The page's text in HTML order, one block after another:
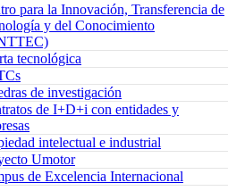
para la Innovación, Transferencia de
y del Conocimiento
tecnológica
de investigación
de I+D+i con entidades y
intelectual e industrial
Umotor
de Excelencia Internacional